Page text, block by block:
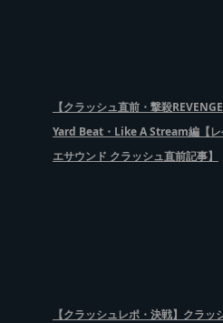
【クラッシュ直前・撃殺REVENGE
Yard Beat・Like A Stream編【
エサウンド クラッシュ直前記事】
【クラッシュレポ・決戦】クラッ